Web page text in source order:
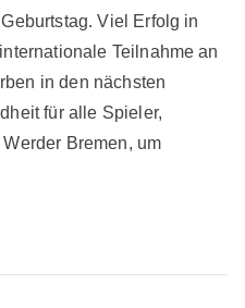
Viel Erfolg in
Teilnahme an
in den nächsten
für alle Spieler,
Bremen, um